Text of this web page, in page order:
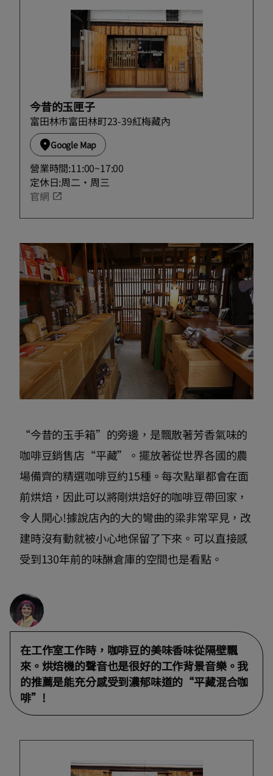
今昔的玉匣子
富田林市富田林町23-39紅梅藏內
Google Map
營業時間:11:00~17:00
定休日:周二・周三
官網
“今昔的玉手箱”的旁邊，是飄散著芳香氣味的
咖啡豆銷售店“平藏”。擺放著從世界各國的農
場備齊的精選咖啡豆約15種。每次點單都會在面
前烘焙，因此可以將剛烘焙好的咖啡豆帶回家，
令人開心!據說店內的大的彎曲的梁非常罕見，改
建時沒有動就被小心地保留了下來。可以直接感
受到130年前的味醂倉庫的空間也是看點。
在工作室工作時，咖啡豆的美味香味從隔壁飄
來。烘焙機的聲音也是很好的工作背景音樂。我
的推薦是能充分感受到濃郁味道的“平藏混合咖
啡”!